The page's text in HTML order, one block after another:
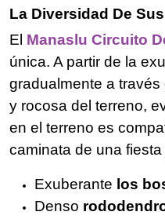
La Diversidad De
El Manaslu Circuito
única. A partir de la
gradualmente a
y rocosa del terreno,
en el terreno es
caminata de una
Exuberante los
Denso